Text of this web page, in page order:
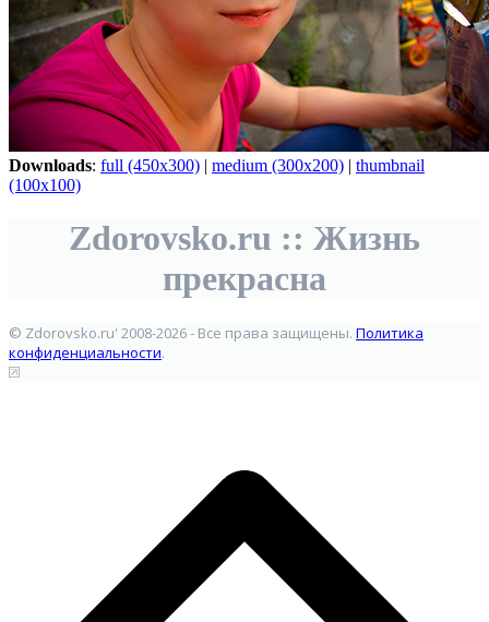
Downloads: full (450x300) | medium (300x200) | thumbnail
(100x100)
Zdorovsko.ru :: Жизнь
прекрасна
© Zdorovsko.ru' 2008-2026 - Все права защищены. Политика
конфиденциальности.